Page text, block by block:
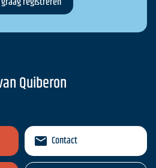
Quiberon
Contact